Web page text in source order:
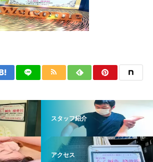
KB Finger
骨盤調整 小顔調整
スタッフ紹介
アクセス